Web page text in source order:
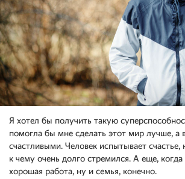
Я хотел бы получить такую
помогла бы мне сделать этот мир лучше, а
счастливыми. Человек испытывает счастье,
к чему очень долго стремился. А еще, когда
хорошая работа, ну и семья, конечно.